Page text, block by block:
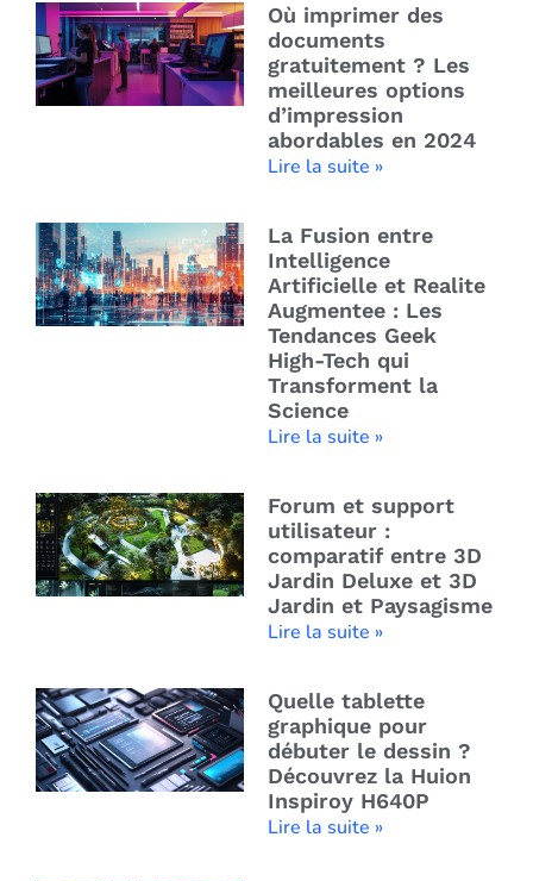
Où imprimer des
documents
gratuitement ? Les
meilleures options
d’impression
abordables en 2024
Lire la suite »
La Fusion entre
Intelligence
Artificielle et Realite
Augmentee : Les
Tendances Geek
High-Tech qui
Transforment la
Science
Lire la suite »
Forum et support
utilisateur :
comparatif entre 3D
Jardin Deluxe et 3D
Jardin et Paysagisme
Lire la suite »
Quelle tablette
graphique pour
débuter le dessin ?
Découvrez la Huion
Inspiroy H640P
Lire la suite »